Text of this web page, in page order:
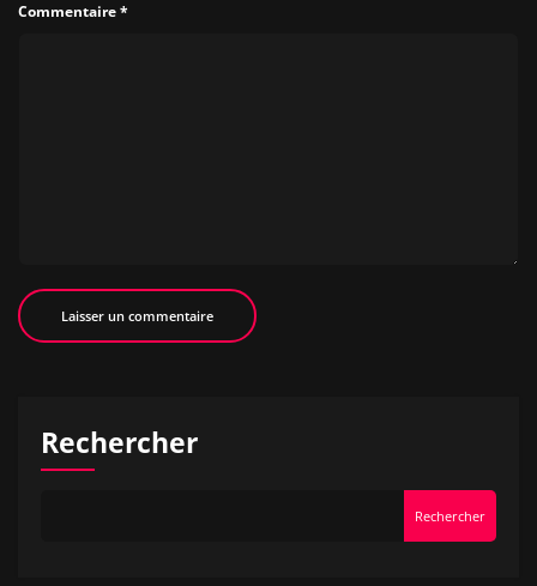
Commentaire*
Rechercher
Rechercher